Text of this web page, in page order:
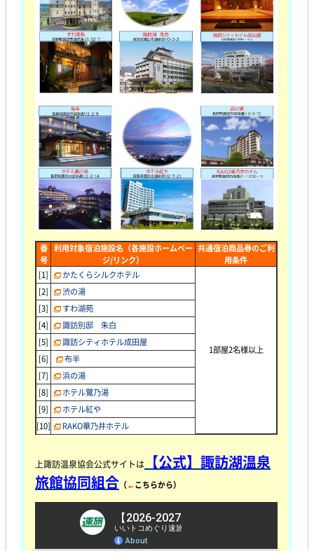
番
号
利用対象宿泊施設名（各施設ホームペー
ジ/リンク）
共通宿泊商品券のご利
用条件
[1]
かたくらシルクホテル
1部屋2名様以上
[2]
渋の湯
[3]
すわ湖苑
[4]
諏訪別邸 朱白
[5]
諏訪シティホテル成田屋
[6]
布半
[7]
浜の湯
[8]
ホテル鷺乃湯
[9]
ホテル紅や
[10]
RAKO華乃井ホテル
上諏訪温泉協会公式サイトは
【公式】諏訪湖温泉
旅館協同組合 （←こちらから）